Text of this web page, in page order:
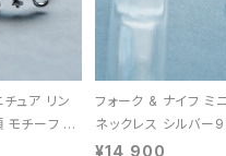
ュア リン
チーフ レ
フォーク & ナイフ ミ
ネックレス シルバー
¥14,900